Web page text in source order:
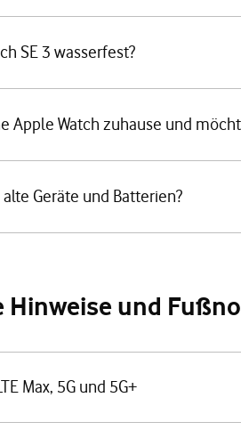
SE 3 wasserfest?
Apple Watch zuhause und
Geräte und Batterien?
Hinweise und
Max, 5G und 5G+